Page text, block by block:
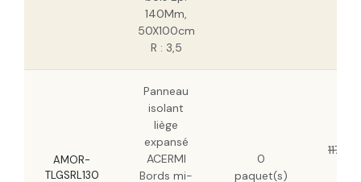
140Mm,
50X100cm
R : 3,5
AMOR-
TLGSRL130
Panneau
isolant
liège
expansé
ACERMI
Bords mi-
0
paquet(s)